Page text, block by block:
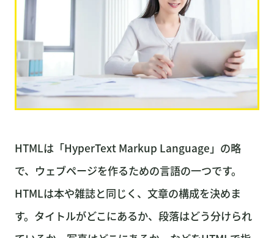
HTMLは「HyperText Markup Language」の略
で、ウェブページを作るための言語の一つです。
HTMLは本や雑誌と同じく、文章の構成を決めま
す。タイトルがどこにあるか、段落はどう分けられ